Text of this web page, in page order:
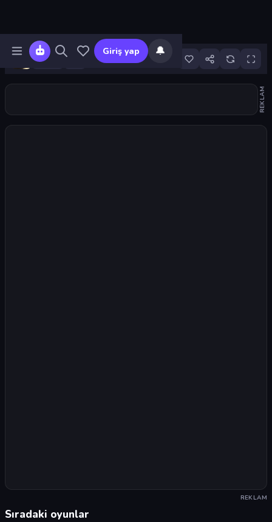
Giriş yap 🔔
12
REKLAM
REKLAM
Sıradaki oyunlar